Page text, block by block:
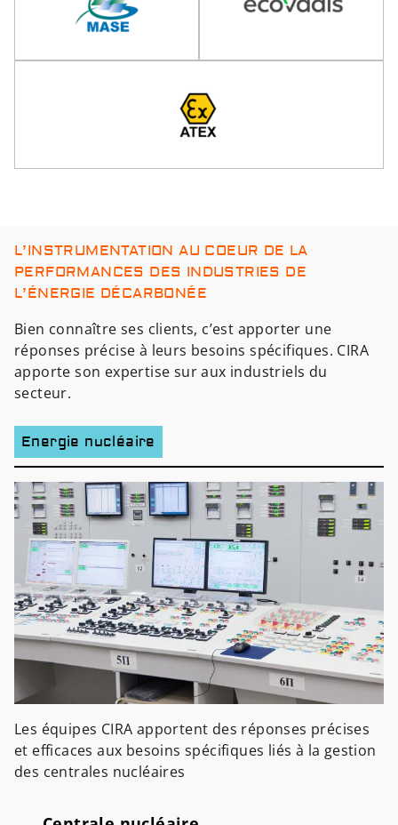
L’INSTRUMENTATION AU COEUR DE LA
PERFORMANCES DES INDUSTRIES DE
L’ÉNERGIE DÉCARBONÉE
Bien connaître ses clients, c’est apporter une
réponses précise à leurs besoins spécifiques. CIRA
apporte son expertise sur aux industriels du
secteur.
Energie nucléaire
Les équipes CIRA apportent des réponses précises
et efficaces aux besoins spécifiques liés à la gestion
des centrales nucléaires